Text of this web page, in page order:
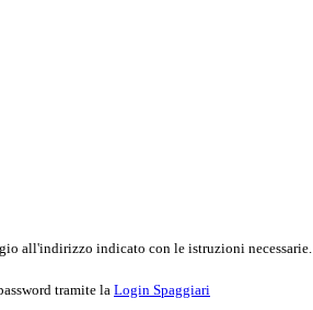
all'indirizzo indicato con le istruzioni necessarie.
tramite la Login Spaggiari